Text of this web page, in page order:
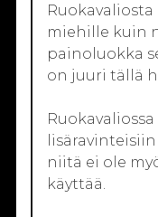
miehille kuin
painoluokka
on juuri tällä
niitä ei ole
käyttää.